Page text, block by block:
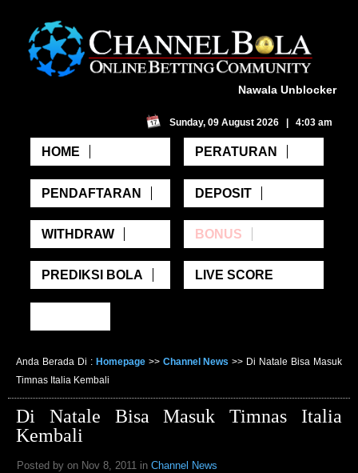
Nawala Unblocker
Sunday, 09 August 2026 | 4:03 am
HOME PERATURAN
PENDAFTARAN DEPOSIT
WITHDRAW BONUS
PREDIKSI BOLA LIVE SCORE
Anda Berada Di : Homepage>> Channel News >> Di Natale Bisa Masuk
Timnas Italia Kembali
Di Natale Bisa Masuk Timnas Italia
Kembali
Posted by on Nov 8, 2011 in Channel News